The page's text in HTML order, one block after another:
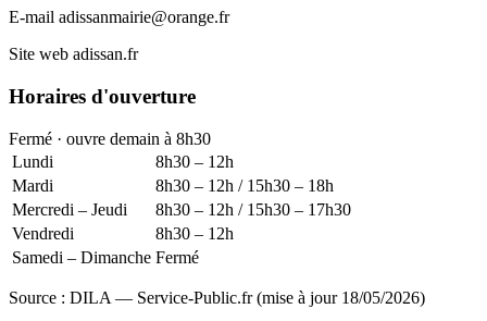
E-mail adissanmairie@orange.fr
Site web adissan.fr
Horaires d'ouverture
Fermé · ouvre demain à 8h30
Lundi
8h30 – 12h
Mardi
8h30 – 12h / 15h30 – 18h
Mercredi – Jeudi
8h30 – 12h / 15h30 – 17h30
Vendredi
8h30 – 12h
Samedi – Dimanche Fermé
Source : DILA — Service-Public.fr (mise à jour 18/05/2026)